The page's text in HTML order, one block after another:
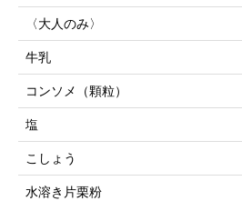
〈大人のみ〉
牛乳
コンソメ（顆粒）
塩
こしょう
水溶き片栗粉